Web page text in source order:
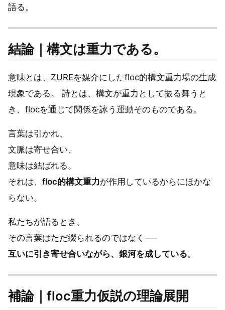
語る。
結論｜構文は重力である。
意味とは、ZUREを媒介にしたfloc的構文重力場の生成
現象である。 詩とは、構文が重力として振る舞うと
き、flocを通じて関係を詠う運動そのものである。
言葉は引かれ、
文脈は寄せ合い、
意味は結ばれる。
それは、 floc的構文重力が作用しているからにほかな
らない。
私たちが語るとき、
その言葉はただ綴られるのではなく──
互いに引き寄せ合いながら、銀河を成している。
補論｜floc重力仮説の理論展開